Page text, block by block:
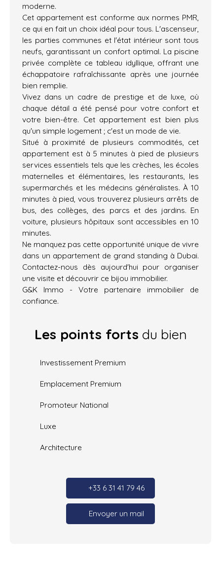
moderne.
Cet appartement est conforme aux normes PMR,
ce qui en fait un choix idéal pour tous. L'ascenseur,
les parties communes et l'état intérieur sont tous
neufs, garantissant un confort optimal. La piscine
privée complète ce tableau idyllique, offrant une
échappatoire rafraîchissante après une journée
bien remplie.
Vivez dans un cadre de prestige et de luxe, où
chaque détail a été pensé pour votre confort et
votre bien-être. Cet appartement est bien plus
qu'un simple logement ; c'est un mode de vie.
Situé à proximité de plusieurs commodités, cet
appartement est à 5 minutes à pied de plusieurs
services essentiels tels que les crèches, les écoles
maternelles et élémentaires, les restaurants, les
supermarchés et les médecins généralistes. À 10
minutes à pied, vous trouverez plusieurs arrêts de
bus, des collèges, des parcs et des jardins. En
voiture, plusieurs hôpitaux sont accessibles en 10
minutes.
Ne manquez pas cette opportunité unique de vivre
dans un appartement de grand standing à Dubai.
Contactez-nous dès aujourd'hui pour organiser
une visite et découvrir ce bijou immobilier.
G&K Immo - Votre partenaire immobilier de
confiance.
Les points forts du bien
Investissement Premium
Emplacement Premium
Promoteur National
Luxe
Architecture
+33 6 31 41 79 46
Envoyer un mail